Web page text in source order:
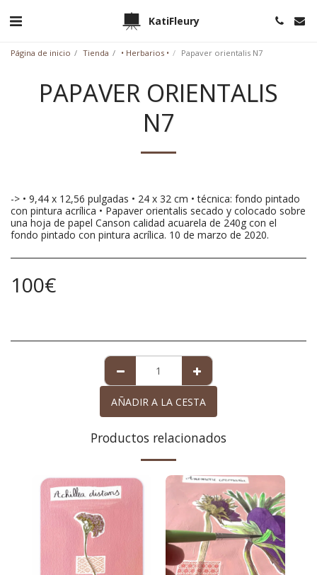
KatiFleury
Página de inicio Tienda • Herbarios • Papaver orientalis N7
PAPAVER ORIENTALIS
N7
-> • 9,44 x 12,56 pulgadas • 24 x 32 cm • técnica: fondo pintado
con pintura acrílica • Papaver orientalis secado y colocado sobre
una hoja de papel Canson calidad acuarela de 240g con el
fondo pintado con pintura acrílica. 10 de marzo de 2020.
100€
AÑADIR A LA CESTA
Productos relacionados